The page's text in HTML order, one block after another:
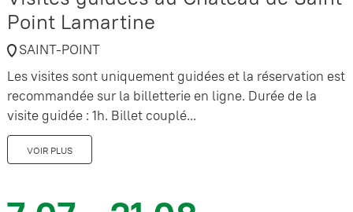
Point Lamartine
SAINT-POINT
Les visites sont uniquement guidées et la réservation est
recommandée sur la billetterie en ligne. Durée de la
visite guidée : 1h. Billet couplé...
VOIR PLUS